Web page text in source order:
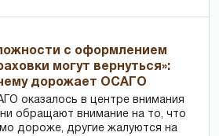
с оформлением
могут вернуться»:
дорожает ОСАГО
оказалось в центре внимания
обращают внимание на то, что
дороже, другие жалуются на